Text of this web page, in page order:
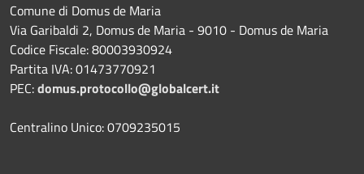
Comune di Domus de Maria
Via Garibaldi 2, Domus de Maria - 9010 - Domus de Maria
Codice Fiscale: 80003930924
Partita IVA: 01473770921
PEC:domus.protocollo@globalcert.it
Centralino Unico: 0709235015